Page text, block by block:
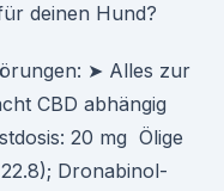
deinen Hund?
➤ Alles zur
CBD abhängig
20 mg Ölige
Dronabinol-